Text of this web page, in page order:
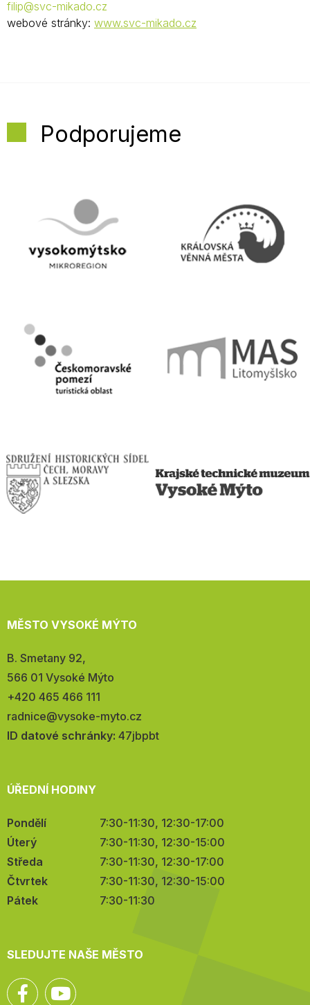
filip@svc-mikado.cz
webové stránky: www.svc-mikado.cz
Podporujeme
MĚSTO VYSOKÉ MÝTO
Adresa:
B. Smetany 92,
566 01 Vysoké Mýto
Telefon:
+420 465 466 111
E-
mail:
radnice@vysoke-myto.cz
ID datové schránky: 47jbpbt
ÚŘEDNÍ HODINY
Pondělí
7:30-11:30, 12:30-17:00
Úterý
7:30-11:30, 12:30-15:00
Středa
7:30-11:30, 12:30-17:00
Čtvrtek
7:30-11:30, 12:30-15:00
Pátek
7:30-11:30
SLEDUJTE NAŠE MĚSTO
Facebook